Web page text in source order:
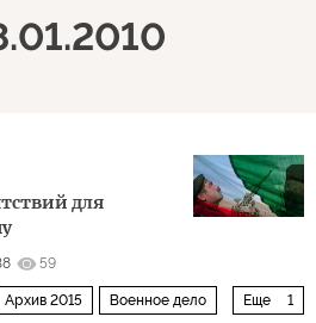
для
59
Еще 1
Архив 2015 Военное дело